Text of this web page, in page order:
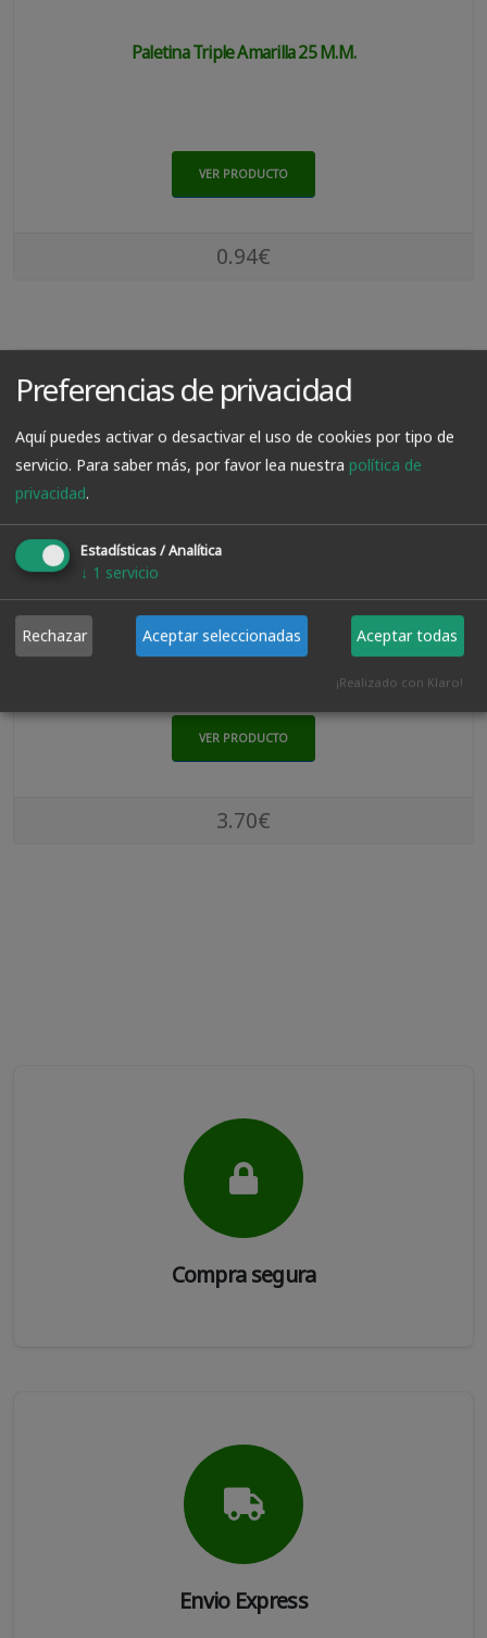
Paletina Triple Amarilla 25 M.m.
VER PRODUCTO
0.94€
Paletina Triple P/roja 70 M.m.
VER PRODUCTO
3.70€
Compra segura
Envio Express
Preferencias de privacidad
Aquí puedes activar o desactivar el uso de cookies por tipo de
servicio. Para saber más, por favor lea nuestra política de
privacidad.
Estadísticas / Analítica
↓ 1 servicio
Rechazar Aceptar seleccionadas Aceptar todas
¡Realizado con Klaro!